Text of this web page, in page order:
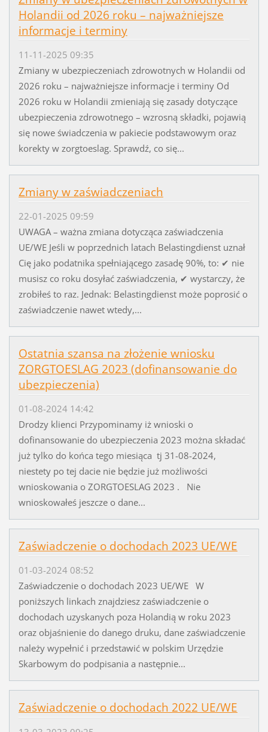
Holandii od 2026 roku – najważniejsze
informacje i terminy
11-11-2025 09:35
Zmiany w ubezpieczeniach zdrowotnych w Holandii od
2026 roku – najważniejsze informacje i terminy Od
2026 roku w Holandii zmieniają się zasady dotyczące
ubezpieczenia zdrowotnego – wzrosną składki, pojawią
się nowe świadczenia w pakiecie podstawowym oraz
korekty w zorgtoeslag. Sprawdź, co się...
Zmiany w zaświadczeniach
22-01-2025 09:59
UWAGA – ważna zmiana dotycząca zaświadczenia
UE/WE Jeśli w poprzednich latach Belastingdienst uznał
Cię jako podatnika spełniającego zasadę 90%, to: ✔ nie
musisz co roku dosyłać zaświadczenia, ✔ wystarczy, że
zrobiłeś to raz. Jednak: Belastingdienst może poprosić o
zaświadczenie nawet wtedy,...
Ostatnia szansa na złożenie wniosku
ZORGTOESLAG 2023 (dofinansowanie do
ubezpieczenia)
01-08-2024 14:42
Drodzy klienci Przypominamy iż wnioski o
dofinansowanie do ubezpieczenia 2023 można składać
już tylko do końca tego miesiąca tj 31-08-2024,
niestety po tej dacie nie będzie już możliwości
wnioskowania o ZORGTOESLAG 2023 . Nie
wnioskowałeś jeszcze o dane...
Zaświadczenie o dochodach 2023 UE/WE
01-03-2024 08:52
Zaświadczenie o dochodach 2023 UE/WE W
poniższych linkach znajdziesz zaświadczenie o
dochodach uzyskanych poza Holandią w roku 2023
oraz objaśnienie do danego druku, dane zaświadczenie
należy wypełnić i przedstawić w polskim Urzędzie
Skarbowym do podpisania a następnie...
Zaświadczenie o dochodach 2022 UE/WE